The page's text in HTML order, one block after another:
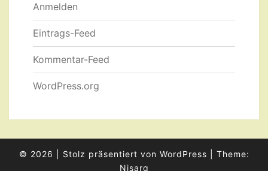
Anmelden
Eintrags-Feed
Kommentar-Feed
WordPress.org
© 2026 Stolz präsentiert von WordPress
Theme:
Nisarg